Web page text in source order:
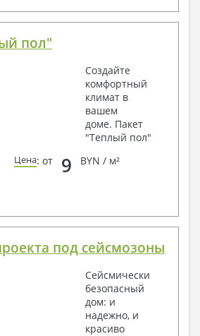
пол"
Создайте
комфортный
климат в
вашем
доме. Пакет
"Теплый пол"
Цена: от 9 BYN / м²
под сейсмозоны
Сейсмически
безопасный
дом: и
надежно, и
красиво